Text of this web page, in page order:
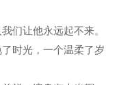
们让他永远起不来。
时光，一个温柔了岁